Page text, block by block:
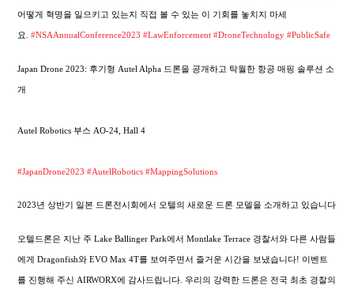
어떻게 혁명을 일으키고 있는지 직접 볼 수 있는 이 기회를 놓치지 마세
요.#NSAAnnualConference2023 #LawEnforcement #DroneTechnology #PublicSafe
Japan Drone 2023: 후기형 Autel Alpha 드론을 공개하고 탁월한 항공 매핑 솔루션 소
개
Autel Robotics 부스 AO-24, Hall 4
#JapanDrone2023#AutelRobotics#MappingSolutions
2023년 상반기 일본 드론전시회에서 오텔의 새로운 드론 모델을 소개하고 있습니다
오텔드론은 지난 주 Lake Ballinger Park에서 Montlake Terrace 경찰서와 다른 사람들
에게 Dragonfish와 EVO Max 4T를 보여주면서 즐거운 시간을 보냈습니다! 이벤트
를 진행해 주신 AIRWORX에 감사드립니다. 우리의 강력한 드론은 전국 최초 경찰의